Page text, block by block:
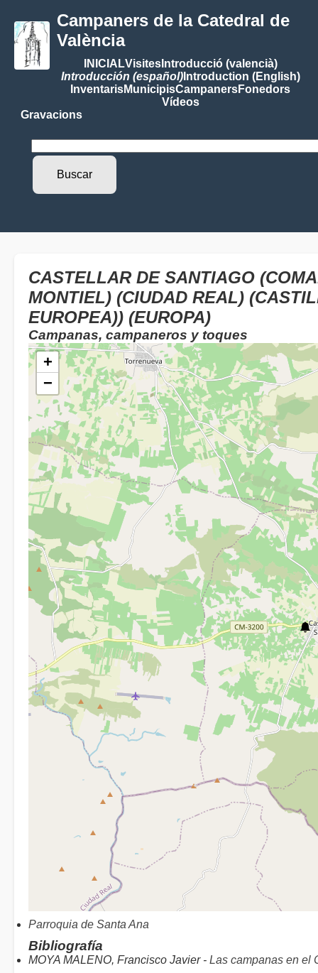
Campaners de la Catedral de
València
INICIALVisitesIntroducció (valencià)
Introducción (español)Introduction (English)
InventarisMunicipisCampanersFonedors
Vídeos
Gravacions
CASTELLAR DE SANTIAGO
MONTIEL) (CIUDAD REAL)
EUROPEA)) (EUROPA)
Campanas, campaneros y toques
+
−
Parroquia de Santa Ana
Bibliografía
MOYA MALENO, Francisco Javier - Las campanas en el